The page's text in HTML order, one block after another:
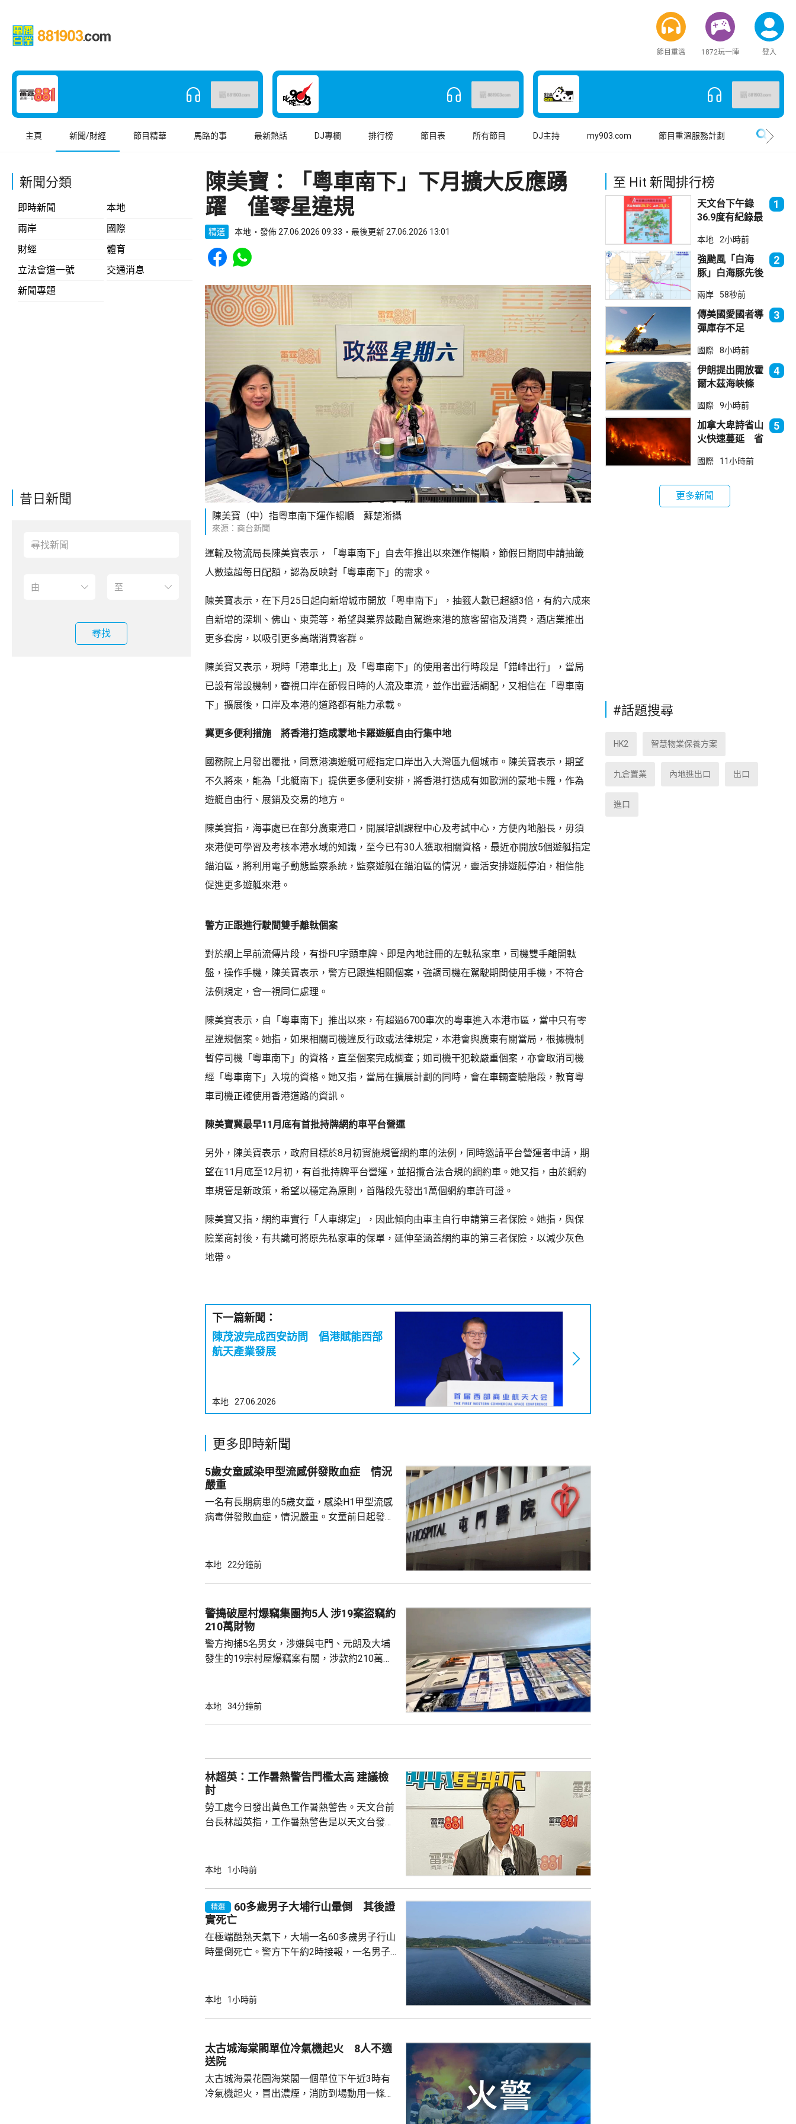
節目重溫 1872玩一陣 登入
主頁 新聞/財經 節目精華 馬路的事 最新熱話 DJ專欄 排行榜 節目表 所有節目 DJ主持 my903.com 節目重溫服務計劃
新聞分類
即時新聞
本地
兩岸
國際
財經
體育
立法會道一號
交通消息
新聞專題
昔日新聞
尋找
陳美寶：「粵車南下」下月擴大反應踴
躍 僅零星違規
精選 本地 發佈 27.06.2026 09:33 最後更新 27.06.2026 13:01
Share to Facebook
Share to WhatsApp
陳美寶（中）指粵車南下運作暢順 蘇楚淅攝
來源：商台新聞
運輸及物流局長陳美寶表示，「粵車南下」自去年推出以來運作暢順，節假日期間申請抽籤
人數遠超每日配額，認為反映對「粵車南下」的需求。
陳美寶表示，在下月25日起向新增城市開放「粵車南下」，抽籤人數已超額3倍，有約六成來
自新增的深圳、佛山、東莞等，希望與業界鼓勵自駕遊來港的旅客留宿及消費，酒店業推出
更多套房，以吸引更多高端消費客群。
陳美寶又表示，現時「港車北上」及「粵車南下」的使用者出行時段是「錯峰出行」，當局
已設有常設機制，審視口岸在節假日時的人流及車流，並作出靈活調配，又相信在「粵車南
下」擴展後，口岸及本港的道路都有能力承載。
冀更多便利措施 將香港打造成蒙地卡羅遊艇自由行集中地
國務院上月發出覆批，同意港澳遊艇可經指定口岸出入大灣區九個城市。陳美寶表示，期望
不久將來，能為「北艇南下」提供更多便利安排，將香港打造成有如歐洲的蒙地卡羅，作為
遊艇自由行、展銷及交易的地方。
陳美寶指，海事處已在部分廣東港口，開展培訓課程中心及考試中心，方便內地船長，毋須
來港便可學習及考核本港水域的知識，至今已有30人獲取相關資格，最近亦開放5個遊艇指定
錨泊區，將利用電子動態監察系統，監察遊艇在錨泊區的情況，靈活安排遊艇停泊，相信能
促進更多遊艇來港。
警方正跟進行駛間雙手離軚個案
對於網上早前流傳片段，有掛FU字頭車牌、即是內地註冊的左軚私家車，司機雙手離開軚
盤，操作手機，陳美寶表示，警方已跟進相關個案，強調司機在駕駛期間使用手機，不符合
法例規定，會一視同仁處理。
陳美寶表示，自「粵車南下」推出以來，有超過6700車次的粵車進入本港市區，當中只有零
星違規個案。她指，如果相關司機違反行政或法律規定，本港會與廣東有關當局，根據機制
暫停司機「粵車南下」的資格，直至個案完成調查；如司機干犯較嚴重個案，亦會取消司機
經「粵車南下」入境的資格。她又指，當局在擴展計劃的同時，會在車輛查驗階段，教育粵
車司機正確使用香港道路的資訊。
陳美寶冀最早11月底有首批持牌網約車平台營運
另外，陳美寶表示，政府目標於8月初實施規管網約車的法例，同時邀請平台營運者申請，期
望在11月底至12月初，有首批持牌平台營運，並招攬合法合規的網約車。她又指，由於網約
車規管是新政策，希望以穩定為原則，首階段先發出1萬個網約車許可證。
陳美寶又指，網約車實行「人車綁定」，因此傾向由車主自行申請第三者保險。她指，與保
險業商討後，有共識可將原先私家車的保單，延伸至涵蓋網約車的第三者保險，以減少灰色
地帶。
下一篇新聞：
陳茂波完成西安訪問 倡港賦能西部
航天產業發展
本地 27.06.2026
更多即時新聞
5歲女童感染甲型流感併發敗血症 情況
嚴重
一名有長期病患的5歲女童，感染H1甲型流感
病毒併發敗血症，情況嚴重。女童前日起發
部留醫，初步調查結果顯示，女童曾接種季節
堅說，最新監測數據顯示，現時流感活躍程度
處於高水平，主要流感病毒檢測為甲型H3及
H1，各佔4成5%，預料未來數周仍會...
本地 22分鐘前
警搗破屋村爆竊集團拘5人 涉19案盜竊約
210萬財物
警方拘捕5名男女，涉嫌與屯門、元朗及大埔
發生的19宗村屋爆竊案有關，涉款約210萬，
區保安薄弱的村屋單位，趁屋主在傍晚外出時
示，涉事集團活躍至少3個月，其中53歲男子
為集團主腦，負責安排2...
本地 34分鐘前
林超英：工作暑熱警告門檻太高 建議檢
討
勞工處今日發出黃色工作暑熱警告。天文台前
台長林超英指，工作暑熱警告是以天文台發出
的佔比較少，但戶外工作人士受到的太陽照射
是發出最低級的黃色工作暑熱警告，顯示警告
的門檻太高，認為更高級別的警告形同虛設。
林超英指，全球暖化下，露天工作人士未來...
本地 1小時前
精選
60多歲男子大埔行山暈倒 其後證
實死亡
在極端酷熱天氣下，大埔一名60多歲男子行山
時暈倒死亡。警方下午約2時接報，一名男子
一度錄到37度的高溫。 行山專家籲炎熱天氣
動，但強調現時的暑熱天氣相對極端，應避免
於烈日當空時段行山，最好選擇清晨或傍晚時
本地 1小時前
太古城海棠閣單位冷氣機起火 8人不適
送院
太古城海景花園海棠閣一個單位下午近3時有
冷氣機起火，冒出濃煙，消防到場動用一條喉
至 Hit 新聞排行榜
天文台下午錄
36.9度有紀錄最
度境內最高
1
本地 2小時前
強颱風「白海
豚」白海豚先後
正移入內陸並減
弱
2
兩岸 58秒前
傳美國愛國者導
彈庫存不足
長促加快生產武
器
3
國際 8小時前
伊朗提出開放霍
爾木茲海峽條
賠償等
4
國際 9小時前
加拿大卑詩省山
火快速蔓延 省
狀態
5
國際 11小時前
更多新聞
#話題搜尋
HK2 智慧物業保養方案
九倉置業 內地進出口 出口
進口